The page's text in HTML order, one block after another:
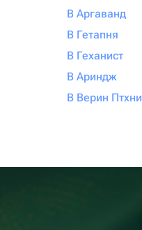
В Аргаванд
В Гетапня
В Геханист
В Ариндж
В Верин Птхни